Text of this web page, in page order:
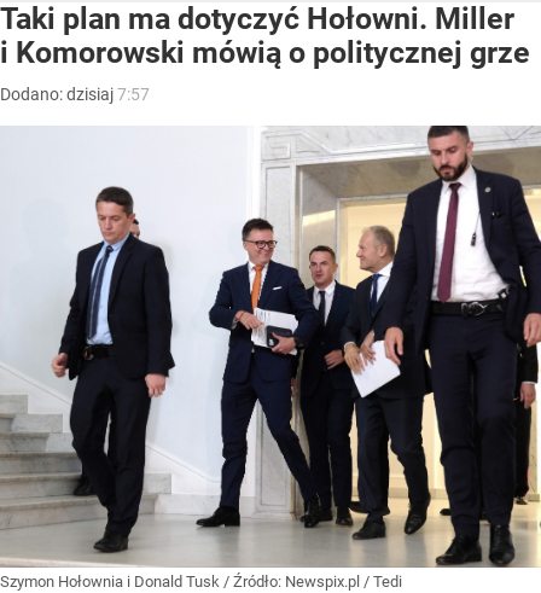
Taki plan ma dotyczyć Hołowni. Miller
i Komorowski mówią o politycznej grze
Dodano:dzisiaj7:57
Szymon Hołownia i Donald Tusk / Źródło: Newspix.pl / Tedi